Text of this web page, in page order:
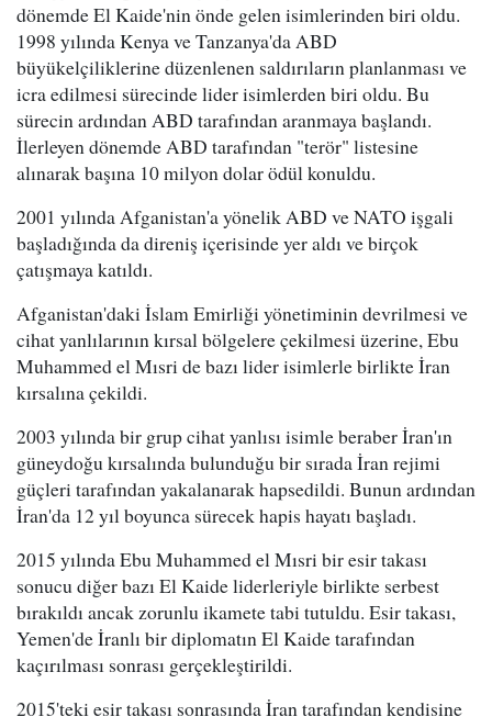
dönemde El Kaide'nin önde gelen isimlerinden biri oldu.
1998 yılında Kenya ve Tanzanya'da ABD
büyükelçiliklerine düzenlenen saldırıların planlanması ve
icra edilmesi sürecinde lider isimlerden biri oldu. Bu
sürecin ardından ABD tarafından aranmaya başlandı.
İlerleyen dönemde ABD tarafından "terör" listesine
alınarak başına 10 milyon dolar ödül konuldu.
2001 yılında Afganistan'a yönelik ABD ve NATO işgali
başladığında da direniş içerisinde yer aldı ve birçok
çatışmaya katıldı.
Afganistan'daki İslam Emirliği yönetiminin devrilmesi ve
cihat yanlılarının kırsal bölgelere çekilmesi üzerine, Ebu
Muhammed el Mısri de bazı lider isimlerle birlikte İran
kırsalına çekildi.
2003 yılında bir grup cihat yanlısı isimle beraber İran'ın
güneydoğu kırsalında bulunduğu bir sırada İran rejimi
güçleri tarafından yakalanarak hapsedildi. Bunun ardından
İran'da 12 yıl boyunca sürecek hapis hayatı başladı.
2015 yılında Ebu Muhammed el Mısri bir esir takası
sonucu diğer bazı El Kaide liderleriyle birlikte serbest
bırakıldı ancak zorunlu ikamete tabi tutuldu. Esir takası,
Yemen'de İranlı bir diplomatın El Kaide tarafından
kaçırılması sonrası gerçekleştirildi.
2015'teki esir takası sonrasında İran tarafından kendisine